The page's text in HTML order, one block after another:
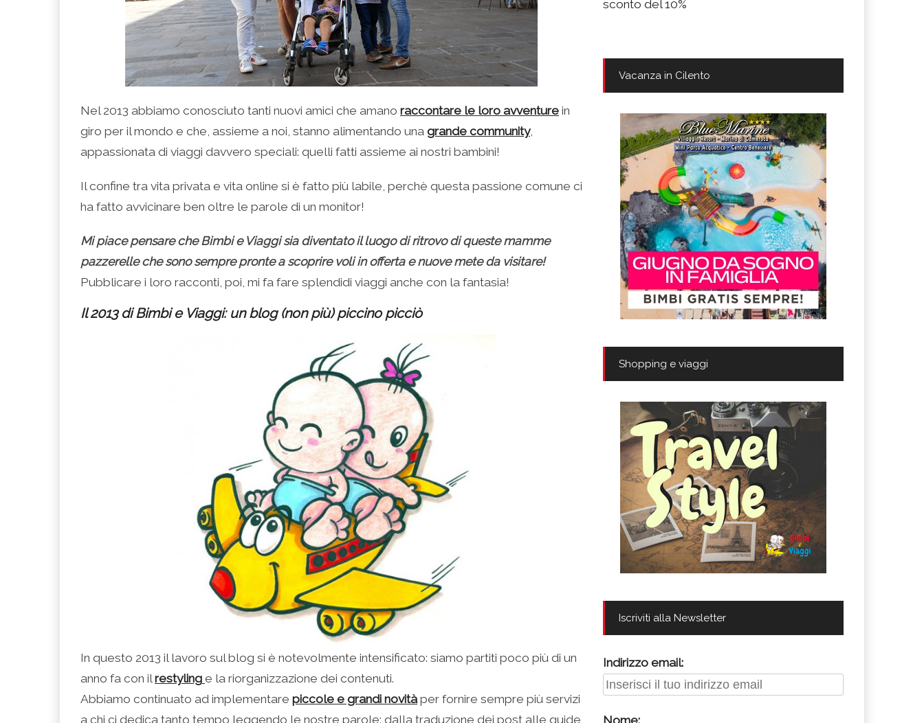
Nel 2013 abbiamo conosciuto tanti nuovi amici che amano raccontare le loro avventure in
giro per il mondo e che, assieme a noi, stanno alimentando una grande community,
appassionata di viaggi davvero speciali: quelli fatti assieme ai nostri bambini!
Il confine tra vita privata e vita online si è fatto più labile, perchè questa passione comune ci
ha fatto avvicinare ben oltre le parole di un monitor!
Mi piace pensare che Bimbi e Viaggi sia diventato il luogo di ritrovo di queste mamme
pazzerelle che sono sempre pronte a scoprire voli in offerta e nuove mete da visitare!
Pubblicare i loro racconti, poi, mi fa fare splendidi viaggi anche con la fantasia!
Il 2013 di Bimbi e Viaggi: un blog (non più) piccino picciò
In questo 2013 il lavoro sul blog si è notevolmente intensificato: siamo partiti poco più di un
anno fa con ilrestyling e la riorganizzazione dei contenuti.
Abbiamo continuato ad implementare piccole e grandi novitàper fornire sempre più servizi
a chi ci dedica tanto tempo leggendo le nostre parole: dalla traduzione dei post alle guide
sconto del 10%
Vacanza in Cilento
Shopping e viaggi
Iscriviti alla Newsletter
Indirizzo email: